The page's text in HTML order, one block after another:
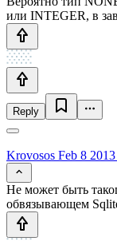
или INTEGER, в
Reply
Krovosos Feb 8
Не может быть
обвязывающем